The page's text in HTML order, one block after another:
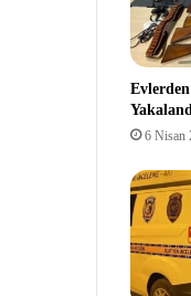
Evlerden
6 Nisan